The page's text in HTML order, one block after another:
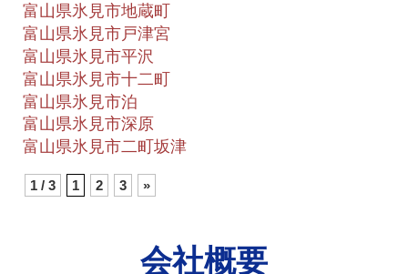
富山県氷見市地蔵町
富山県氷見市戸津宮
富山県氷見市平沢
富山県氷見市十二町
富山県氷見市泊
富山県氷見市深原
富山県氷見市二町坂津
1 / 3 1 2 3 »
会社概要